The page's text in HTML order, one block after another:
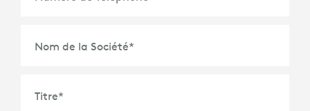
Nom de la Société*
Titre*